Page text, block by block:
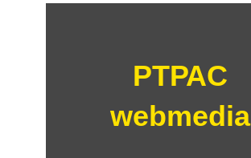
PTPAC
webmedia